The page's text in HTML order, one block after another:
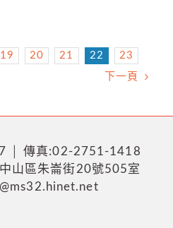
19 20 21 22
23
下一頁
│ 傳真:02-2751-1418
山區朱崙街20號505室